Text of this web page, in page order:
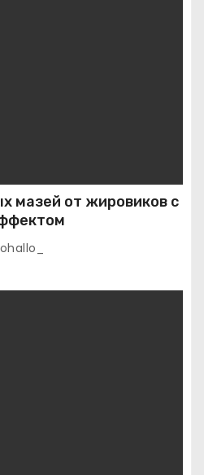
мазей от жировиков с